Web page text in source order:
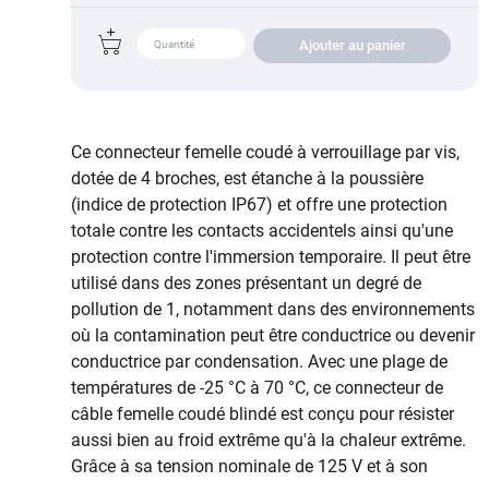
Ajouter au panier
Ce connecteur femelle coudé à verrouillage par vis,
dotée de 4 broches, est étanche à la poussière
(indice de protection IP67) et offre une protection
totale contre les contacts accidentels ainsi qu'une
protection contre l'immersion temporaire. Il peut être
utilisé dans des zones présentant un degré de
pollution de 1, notamment dans des environnements
où la contamination peut être conductrice ou devenir
conductrice par condensation. Avec une plage de
températures de -25 °C à 70 °C, ce connecteur de
câble femelle coudé blindé est conçu pour résister
aussi bien au froid extrême qu'à la chaleur extrême.
Grâce à sa tension nominale de 125 V et à son